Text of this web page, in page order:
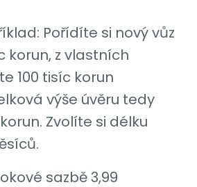
Pořídíte si nový vůz
korun, z vlastních
100 tisíc korun
výše úvěru tedy
Zvolíte si délku
sazbě 3,99